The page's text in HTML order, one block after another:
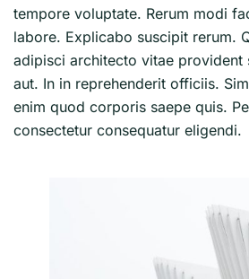
tempore voluptate. Rerum modi
labore. Explicabo suscipit rerum.
adipisci architecto vitae provident
aut. In in reprehenderit officiis.
enim quod corporis saepe quis.
consectetur consequatur eligendi.